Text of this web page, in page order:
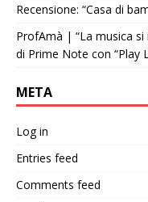
Recensione: “Casa di
ProfAmà | “La musica si
di Prime Note con “Play
META
Log in
Entries feed
Comments feed